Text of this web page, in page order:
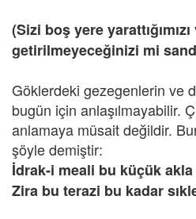
(Sizi boş yere
getirilmeyeceğinizi mi
Göklerdeki gezegenlerin ve
bugün için anlaşılmayabilir.
anlamaya müsait değildir.
şöyle demiştir:
İdrak-i meali bu küçük
Zira bu terazi bu kadar